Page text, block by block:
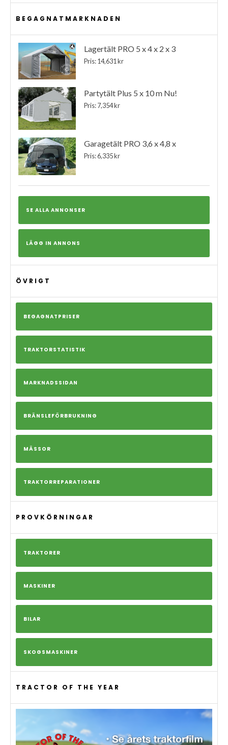
BEGAGNATMARKNADEN
Lagertält PRO 5 x 4 x 2 x 3
Pris: 14,631 kr
Partytält Plus 5 x 10 m Nu!
Pris: 7,354 kr
Garagetält PRO 3,6 x 4,8 x
Pris: 6,335 kr
SE ALLA ANNONSER
LÄGG IN ANNONS
ÖVRIGT
BEGAGNATPRISER
TRAKTORSTATISTIK
MARKNADSSIDAN
BRÄNSLEFÖRBRUKNING
MÄSSOR
TRAKTORREPARATIONER
PROVKÖRNINGAR
TRAKTORER
MASKINER
BILAR
SKOGSMASKINER
TRACTOR OF THE YEAR